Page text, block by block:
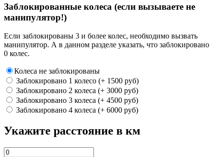
Заблокированные колеса (если вызываете не
манипулятор!)
Если заблокированы 3 и более колес, необходимо вызвать
манипулятор. А в данном разделе указать, что заблокировано
0 колес.
Колеса не заблокированы
Заблокировано 1 колесо (+ 1500 руб)
Заблокировано 2 колеса (+ 3000 руб)
Заблокировано 3 колеса (+ 4500 руб)
Заблокировано 4 колеса (+ 6000 руб)
Укажите расстояние в км